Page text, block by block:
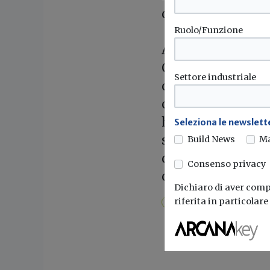
di contenere
Anche attraverso
Calcestruzzi e
qualità e di
costruzione.
ha dato vita,
secondo nel
dipendenti in più
continenti.
Saie Calcestruzzi
Ruolo/Funzione
Settore industriale
Seleziona le
Build News
Consenso privacy
Dichiaro di aver
riferita in particolare